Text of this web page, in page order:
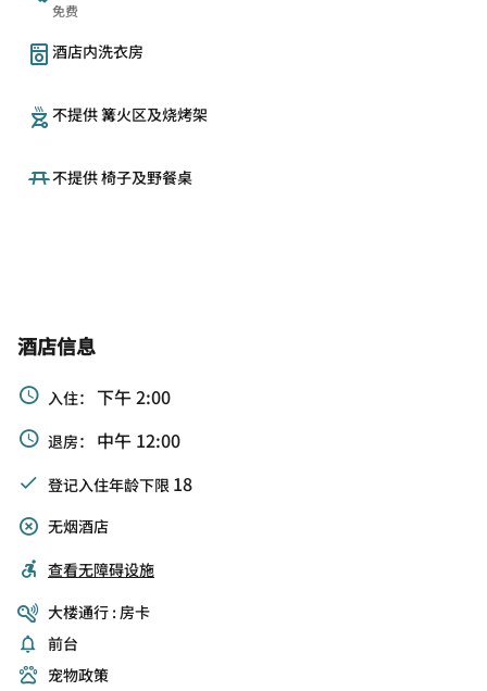
免费
酒店内洗衣房
不提供 篝火区及烧烤架
不提供 椅子及野餐桌
酒店信息
入住： 下午 2:00
退房： 中午 12:00
登记入住年龄下限 18
无烟酒店
查看无障碍设施
大楼通行 : 房卡
前台
宠物政策